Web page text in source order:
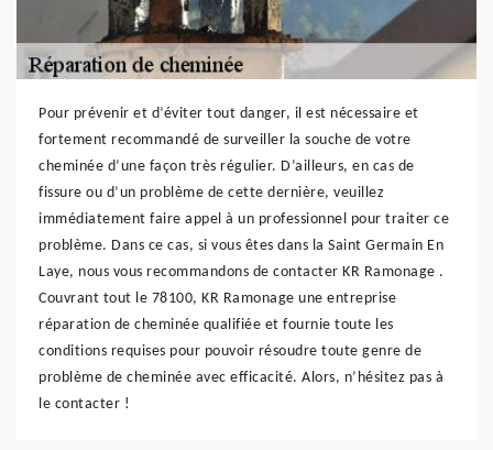
Pour prévenir et d’éviter tout danger, il est nécessaire et
fortement recommandé de surveiller la souche de votre
cheminée d’une façon très régulier. D’ailleurs, en cas de
fissure ou d’un problème de cette dernière, veuillez
immédiatement faire appel à un professionnel pour traiter ce
problème. Dans ce cas, si vous êtes dans la Saint Germain En
Laye, nous vous recommandons de contacter KR Ramonage .
Couvrant tout le 78100, KR Ramonage une entreprise
réparation de cheminée qualifiée et fournie toute les
conditions requises pour pouvoir résoudre toute genre de
problème de cheminée avec efficacité. Alors, n’hésitez pas à
le contacter !